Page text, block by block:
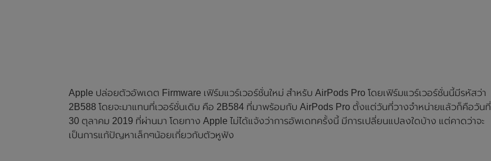
Apple ปล่อยตัวอัพเดต Firmware เฟิร์มแวร์เวอร์ชั่นใหม่ สำหรับ AirPods Pro โดยเฟิร์มแวร์เวอร์ชั่นนี้มีรหัสว่า
2B588 โดยจะมาแทนที่เวอร์ชั่นเดิม คือ 2B584 ที่มาพร้อมกับ AirPods Pro ตั้งแต่วันที่วางจำหน่ายแล้วก็คือวันที่
30 ตุลาคม 2019 ที่ผ่านมา โดยทาง Apple ไม่ได้แจ้งว่าการอัพเดทครั้งนี้ มีการเปลี่ยนแปลงใดบ้าง แต่คาดว่าจะ
เป็นการแก้ปัญหาเล็กๆน้อยเกี่ยวกับตัวหูฟัง